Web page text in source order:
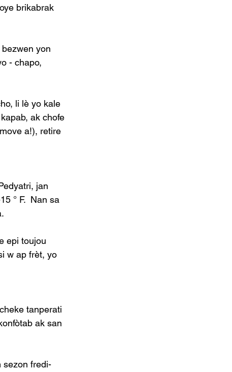
brikabrak
yon
- chapo,
li lè yo kale
ak chofe
a!), retire
jan
° F.  Nan sa
epi toujou
w ap frèt, yo
tanperati
ak san
sezon fredi-